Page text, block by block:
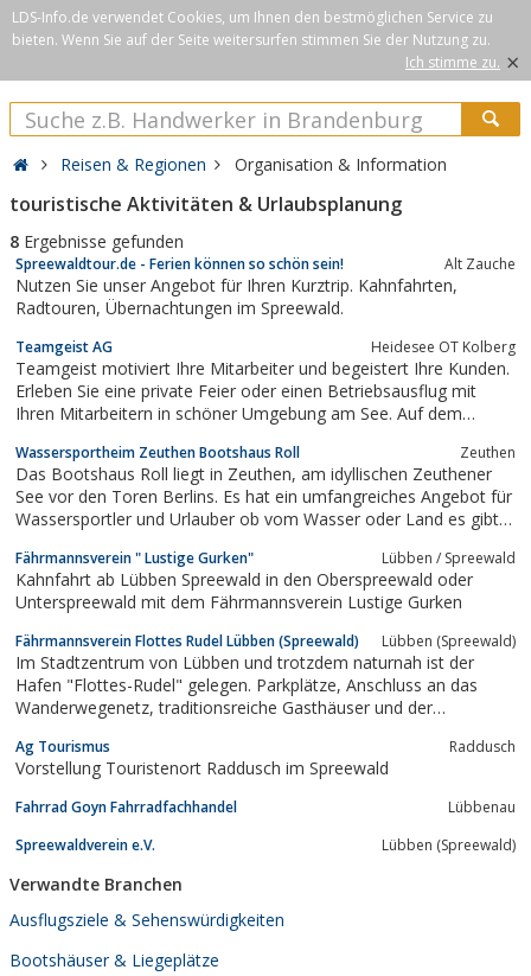
LDS-Info.de verwendet Cookies, um Ihnen den bestmöglichen Service zu
bieten. Wenn Sie auf der Seite weitersurfen stimmen Sie der Nutzung zu.
Ich stimme zu. ×
Reisen & Regionen Organisation & Information
touristische Aktivitäten & Urlaubsplanung
8 Ergebnisse gefunden
Spreewaldtour.de - Ferien können so schön sein! Alt Zauche
Nutzen Sie unser Angebot für Ihren Kurztrip. Kahnfahrten,
Radtouren, Übernachtungen im Spreewald.
Teamgeist AG Heidesee OT Kolberg
Teamgeist motiviert Ihre Mitarbeiter und begeistert Ihre Kunden.
Erleben Sie eine private Feier oder einen Betriebsausflug mit
Ihren Mitarbeitern in schöner Umgebung am See. Auf dem
angenehmen Atmosphäre und schmackhaftem Essen auch viele
Möglichkeiten für gemeinsame...
Wassersportheim Zeuthen Bootshaus Roll Zeuthen
Das Bootshaus Roll liegt in Zeuthen, am idyllischen Zeuthener
See vor den Toren Berlins. Es hat ein umfangreiches Angebot für
Wassersportler und Urlauber ob vom Wasser oder Land es gibt
Für Touristen auf dem Wasser gibt es Gaststände.......gestaltet
von Harald Frieske
Fährmannsverein " Lustige Gurken" Lübben / Spreewald
Kahnfahrt ab Lübben Spreewald in den Oberspreewald oder
Unterspreewald mit dem Fährmannsverein Lustige Gurken
Fährmannsverein Flottes Rudel Lübben (Spreewald) Lübben (Spreewald)
Im Stadtzentrum von Lübben und trotzdem naturnah ist der
Hafen "Flottes-Rudel" gelegen. Parkplätze, Anschluss an das
Wanderwegenetz, traditionsreiche Gasthäuser und der
Lage. Kahnfahrten im kiellosen Tischkahn verschiedenster Art
stehen zur Auswahl. Besuchen Sie...
Ag Tourismus Raddusch
Vorstellung Touristenort Raddusch im Spreewald
Fahrrad Goyn Fahrradfachhandel
Lübbenau
Spreewaldverein e.V.
Lübben (Spreewald)
Verwandte Branchen
Ausflugsziele & Sehenswürdigkeiten
Bootshäuser & Liegeplätze